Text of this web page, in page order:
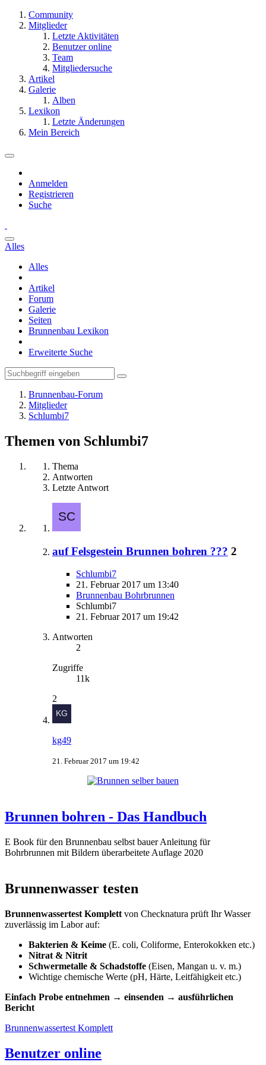
Community
Mitglieder
Letzte Aktivitäten
Benutzer online
Team
Mitgliedersuche
Artikel
Galerie
Alben
Lexikon
Letzte Änderungen
Mein Bereich
Anmelden
Registrieren
Suche
Alles
Alles
Artikel
Forum
Galerie
Seiten
Brunnenbau Lexikon
Erweiterte Suche
Brunnenbau-Forum
Mitglieder
Schlumbi7
Themen von Schlumbi7
Thema
Antworten
Letzte Antwort
auf Felsgestein Brunnen bohren ??? 2
Schlumbi7
21. Februar 2017 um 13:40
Brunnenbau Bohrbrunnen
Schlumbi7
21. Februar 2017 um 19:42
Antworten
2
Zugriffe
11k
2
kg49
21. Februar 2017 um 19:42
Brunnen bohren - Das Handbuch
E Book für den Brunnenbau selbst bauer Anleitung für
Bohrbrunnen mit Bildern überarbeitete Auflage 2020
Brunnenwasser testen
Brunnenwassertest Komplett von Checknatura prüft Ihr Wasser
zuverlässig im Labor auf:
Bakterien & Keime (E. coli, Coliforme, Enterokokken etc.)
Nitrat & Nitrit
Schwermetalle & Schadstoffe (Eisen, Mangan u. v. m.)
Wichtige chemische Werte (pH, Härte, Leitfähigkeit etc.)
Einfach Probe entnehmen → einsenden → ausführlichen
Bericht
Brunnenwassertest Komplett
Benutzer online